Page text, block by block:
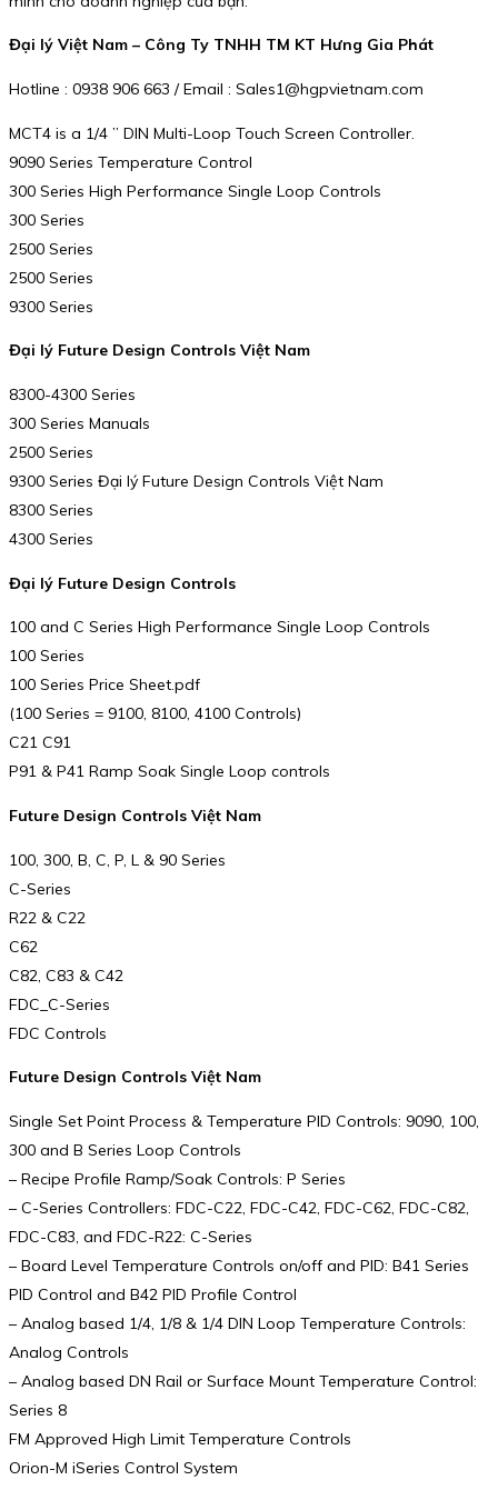
Đại lý Việt Nam – Công Ty TNHH TM KT Hưng Gia Phát
Hotline : 0938 906 663 / Email : Sales1@hgpvietnam.com
MCT4 is a 1/4 ” DIN Multi-Loop Touch Screen Controller.
9090 Series Temperature Control
300 Series High Performance Single Loop Controls
300 Series
2500 Series
2500 Series
9300 Series
Đại lý Future Design Controls Việt Nam
8300-4300 Series
300 Series Manuals
2500 Series
9300 Series Đại lý Future Design Controls Việt Nam
8300 Series
4300 Series
Đại lý Future Design Controls
100 and C Series High Performance Single Loop Controls
100 Series
100 Series Price Sheet.pdf
(100 Series = 9100, 8100, 4100 Controls)
C21 C91
P91 & P41 Ramp Soak Single Loop controls
Future Design Controls Việt Nam
100, 300, B, C, P, L & 90 Series
C-Series
R22 & C22
C62
C82, C83 & C42
FDC_C-Series
FDC Controls
Future Design Controls Việt Nam
Single Set Point Process & Temperature PID Controls: 9090, 100,
300 and B Series Loop Controls
– Recipe Profile Ramp/Soak Controls: P Series
– C-Series Controllers: FDC-C22, FDC-C42, FDC-C62, FDC-C82,
FDC-C83, and FDC-R22: C-Series
– Board Level Temperature Controls on/off and PID: B41 Series
PID Control and B42 PID Profile Control
– Analog based 1/4, 1/8 & 1/4 DIN Loop Temperature Controls:
Analog Controls
– Analog based DN Rail or Surface Mount Temperature Control:
Series 8
FM Approved High Limit Temperature Controls
Orion-M iSeries Control System